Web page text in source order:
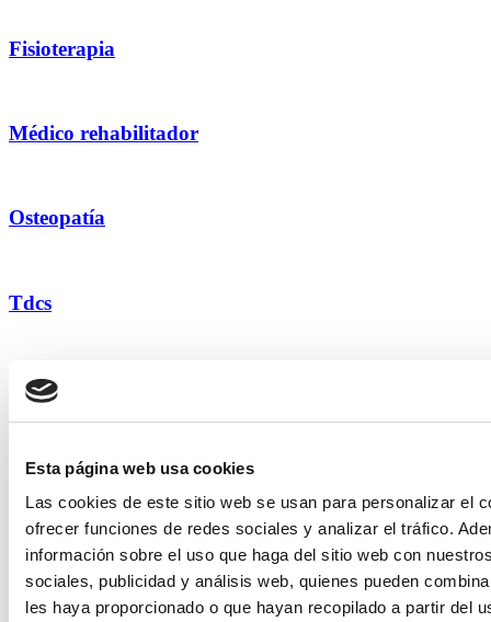
Esta página web usa cookies
Las cookies de este sitio web se usan para personalizar el
ofrecer funciones de redes sociales y analizar el tráfico.
información sobre el uso que haga del sitio web con
sociales, publicidad y análisis web, quienes pueden
les haya proporcionado o que hayan recopilado a partir del
Fisioterapia
Médico rehabilitador
Osteopatía
Tdcs
Podología
Educación maternal
Nosotros
Especialidades
Fisioterapia
Médico rehabilitador